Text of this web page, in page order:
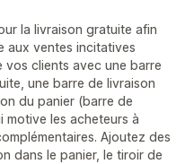
la livraison gratuite afin
aux ventes incitatives
vos clients avec une barre
une barre de livraison
du panier (barre de
les acheteurs à
Ajoutez des
dans le panier, le tiroir de